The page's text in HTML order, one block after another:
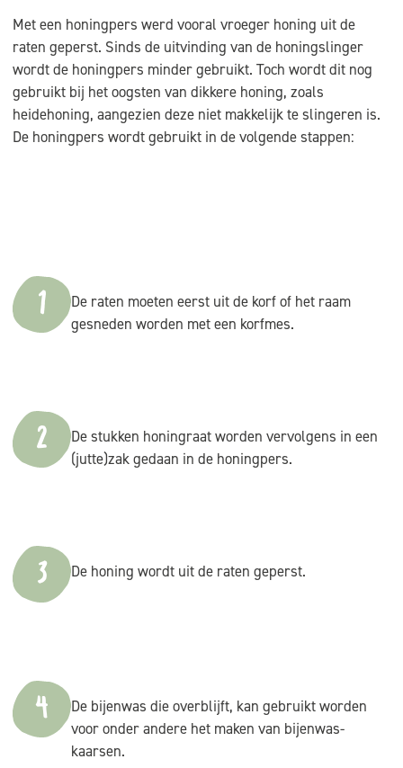
Met een honingpers werd vooral vroeger honing uit de
raten geperst. Sinds de uitvinding van de honingslinger
wordt de honingpers minder gebruikt. Toch wordt dit nog
gebruikt bij het oogsten van dikkere honing, zoals
heidehoning, aangezien deze niet makkelijk te slingeren is.
De honingpers wordt gebruikt in de volgende stappen:
1
De raten moeten eerst uit de korf of het raam
gesneden worden met een korfmes.
2
De stukken honingraat worden vervolgens in een
(jutte)zak gedaan in de honingpers.
3 De honing wordt uit de raten geperst.
4
De bijenwas die overblijft, kan gebruikt worden
voor onder andere het maken van bijenwas-
kaarsen.